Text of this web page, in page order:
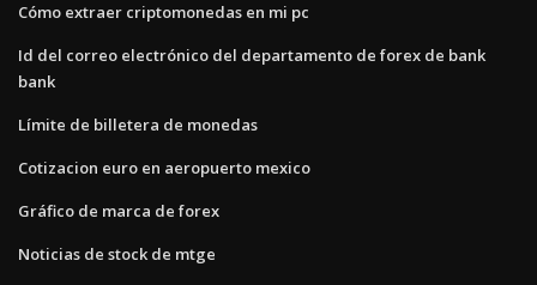
Cómo extraer criptomonedas en mi pc
Id del correo electrónico del departamento de forex de bank
bank
Límite de billetera de monedas
Cotizacion euro en aeropuerto mexico
Gráfico de marca de forex
Noticias de stock de mtge